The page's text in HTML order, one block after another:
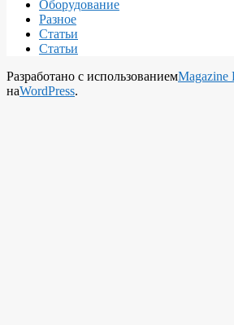
Оборудование
Разное
Статьи
Статьи
Разработано с использованиемMagazine
наWordPress.